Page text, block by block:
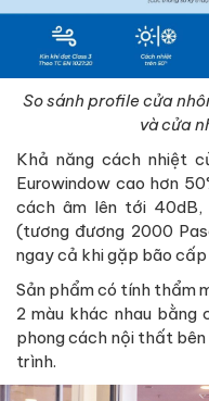
So sánh profile cửa
và cửa
Khả năng cách nhiệt
Eurowindow cao hơn
cách âm lên tới
(tương đương 2000
ngay cả khi gặp bão
Sản phẩm có tính thẩm
2 màu khác nhau bằng
phong cách nội thất
trình.